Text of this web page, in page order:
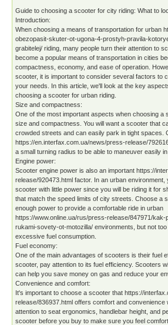
Guide to choosing a scooter for city riding: What to
Introduction:
When choosing a means of transportation for urban
obezopasit-skuter-ot-ugona-4-prostyh-pravila-
grabitelej/ riding, many people turn their attention to
become a popular means of transportation in cities
compactness, economy, and ease of operation.
scooter, it is important to consider several factors to
your needs. In this article, we'll look at the key
choosing a scooter for urban riding.
Size and compactness:
One of the most important aspects when choosing a
size and compactness. You will want a scooter that
crowded streets and can easily park in tight spaces.
https://en.interfax.com.ua/news/press-release/
a small turning radius to be able to maneuver easily
Engine power:
Scooter engine power is also an important https://
release/920473.html factor. In an urban environment,
scooter with little power since you will be riding it for
that match the speed limits of city streets. Choose a
enough power to provide a comfortable ride in urban
https://www.online.ua/rus/press-release/847971/
rukami-sovety-ot-motozilla/ environments, but not
excessive fuel consumption.
Fuel economy:
One of the main advantages of scooters is their fuel
scooter, pay attention to its fuel efficiency. Scooters
can help you save money on gas and reduce your
Convenience and comfort:
It's important to choose a scooter that https://
release/836937.html offers comfort and convenience
attention to seat ergonomics, handlebar height, and
scooter before you buy to make sure you feel